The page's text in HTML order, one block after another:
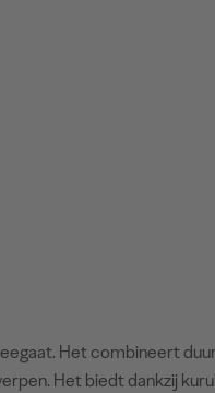
Het combineert
Het biedt dankzij